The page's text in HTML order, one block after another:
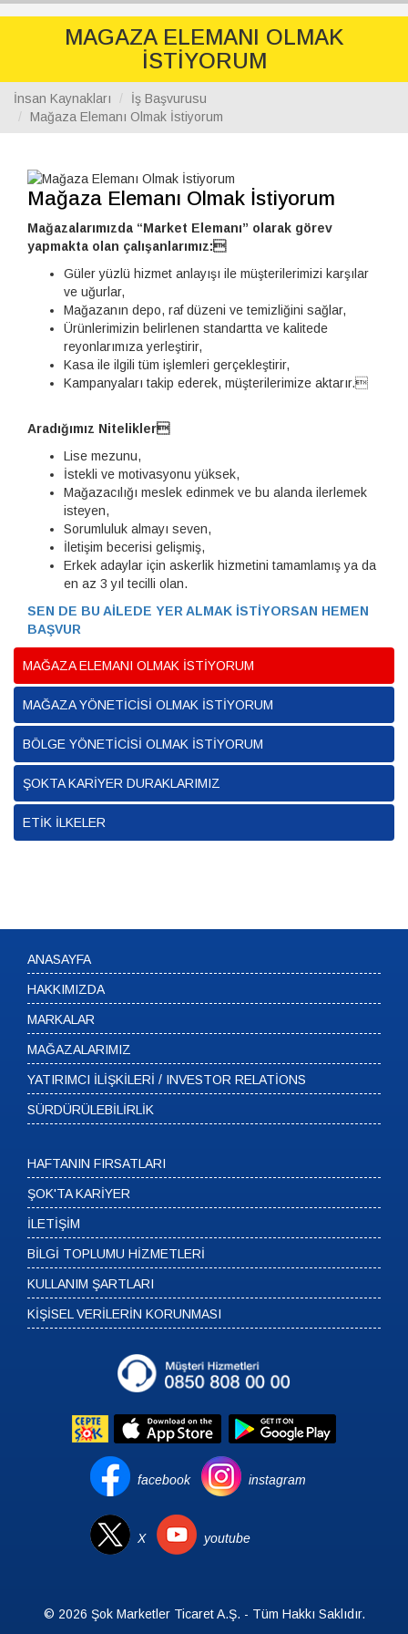
MAGAZA ELEMANI OLMAK
İSTİYORUM
İnsan Kaynakları
İş Başvurusu
Mağaza Elemanı Olmak İstiyorum
Mağaza Elemanı Olmak İstiyorum
Mağazalarımızda “Market Elemanı” olarak görev
yapmakta olan çalışanlarımız:
Güler yüzlü hizmet anlayışı ile müşterilerimizi karşılar
ve uğurlar,
Mağazanın depo, raf düzeni ve temizliğini sağlar,
Ürünlerimizin belirlenen standartta ve kalitede
reyonlarımıza yerleştirir,
Kasa ile ilgili tüm işlemleri gerçekleştirir,
Kampanyaları takip ederek, müşterilerimize aktarır.
Aradığımız Nitelikler
Lise mezunu,
İstekli ve motivasyonu yüksek,
Mağazacılığı meslek edinmek ve bu alanda ilerlemek
isteyen,
Sorumluluk almayı seven,
İletişim becerisi gelişmiş,
Erkek adaylar için askerlik hizmetini tamamlamış ya da
en az 3 yıl tecilli olan.
SEN DE BU AİLEDE YER ALMAK İSTİYORSAN HEMEN
BAŞVUR
MAĞAZA ELEMANI OLMAK İSTİYORUM
MAĞAZA YÖNETİCİSİ OLMAK İSTİYORUM
BÖLGE YÖNETİCİSİ OLMAK İSTİYORUM
ŞOKTA KARİYER DURAKLARIMIZ
ETİK İLKELER
ANASAYFA
HAKKIMIZDA
MARKALAR
MAĞAZALARIMIZ
YATIRIMCI İLİŞKİLERİ / INVESTOR RELATİONS
SÜRDÜRÜLEBİLİRLİK
HAFTANIN FIRSATLARI
ŞOK'TA KARİYER
İLETİŞİM
BİLGİ TOPLUMU HİZMETLERİ
KULLANIM ŞARTLARI
KİŞİSEL VERİLERİN KORUNMASI
facebook instagram
X youtube
© 2026 Şok Marketler Ticaret A.Ş. - Tüm Hakkı Saklıdır.